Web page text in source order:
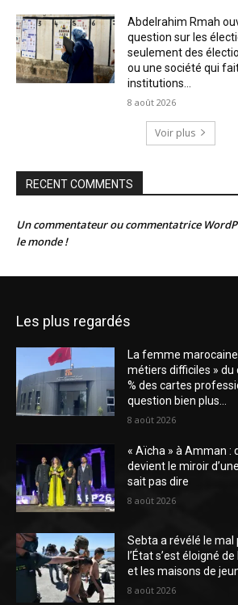
Abdelrahim Rmah
question sur les
seulement des
ou une société qui
institutions...
8 août 2026
Voir plus
RECENT COMMENTS
Un commentateur ou commentatrice
le monde !
Les plus regardés
La femme
métiers difficiles » du
% des cartes
question bien plus...
8 août 2026
« Aïcha » à Amman :
devient le miroir
sait pas dire
8 août 2026
Sebta a révélé le mal
l’État s’est éloigné
et les maisons de
8 août 2026